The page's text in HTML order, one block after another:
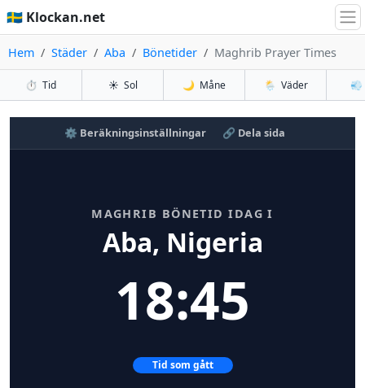
🇸🇪 Klockan.net
Hem Städer Aba Bönetider Maghrib Prayer Times
⏱️ Tid ☀️ Sol 🌙 Måne 🌦️ Väder 💨
⚙️ Beräkningsinställningar 🔗 Dela sida
MAGHRIB BÖNETID IDAG I
Aba, Nigeria
18:45
Tid som gått